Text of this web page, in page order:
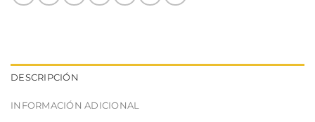
DESCRIPCIÓN
INFORMACIÓN ADICIONAL